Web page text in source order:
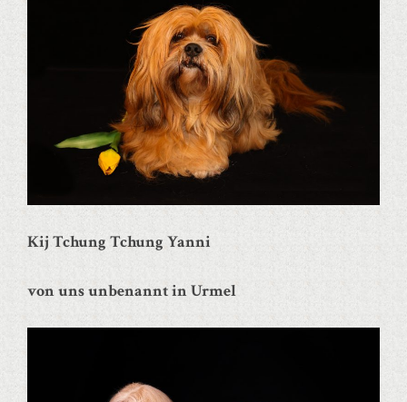
Kij Tchung Tchung Yanni
von uns unbenannt in Urmel